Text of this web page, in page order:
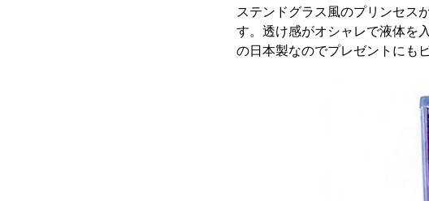
ステンドグラス風のプリンセス
す。透け感がオシャレで液体を
の日本製なのでプレゼントにも